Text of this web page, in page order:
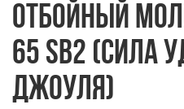
ОТБОЙНЫЙ
65 SB2 (СИЛА
ДЖОУЛЯ)